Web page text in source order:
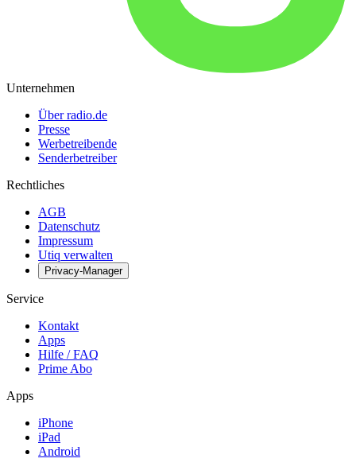
Unternehmen
Über radio.de
Presse
Werbetreibende
Senderbetreiber
Rechtliches
AGB
Datenschutz
Impressum
Utiq verwalten
Privacy-Manager
Service
Kontakt
Apps
Hilfe / FAQ
Prime Abo
Apps
iPhone
iPad
Android